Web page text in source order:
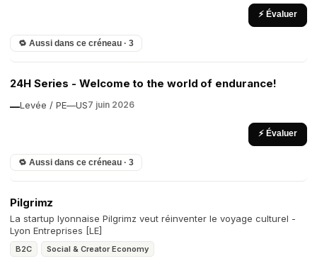
⚡ Évaluer
🔁 Aussi dans ce créneau · 3
24H Series - Welcome to the world of endurance!
Levée / PE
— —US7 juin 2026
⚡ Évaluer
🔁 Aussi dans ce créneau · 3
Pilgrimz
La startup lyonnaise Pilgrimz veut réinventer le voyage culturel -
Lyon Entreprises [LE]
B2C Social & Creator Economy